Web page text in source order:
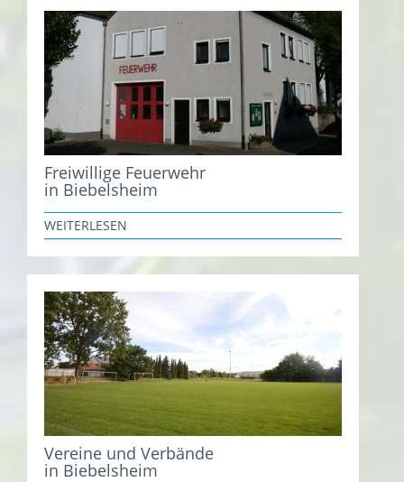
Freiwillige Feuerwehr
in Biebelsheim
WEITERLESEN
Vereine und Verbände
in Biebelsheim